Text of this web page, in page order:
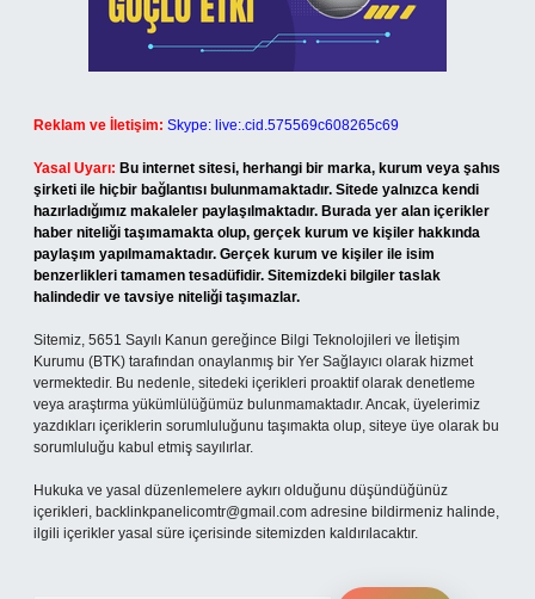
Reklam ve İletişim: Skype: live:.cid.575569c608265c69
Yasal Uyarı: Bu internet sitesi, herhangi bir marka, kurum veya şahıs
şirketi ile hiçbir bağlantısı bulunmamaktadır. Sitede yalnızca kendi
hazırladığımız makaleler paylaşılmaktadır. Burada yer alan içerikler
haber niteliği taşımamakta olup, gerçek kurum ve kişiler hakkında
paylaşım yapılmamaktadır. Gerçek kurum ve kişiler ile isim
benzerlikleri tamamen tesadüfidir. Sitemizdeki bilgiler taslak
halindedir ve tavsiye niteliği taşımazlar.
Sitemiz, 5651 Sayılı Kanun gereğince Bilgi Teknolojileri ve İletişim
Kurumu (BTK) tarafından onaylanmış bir Yer Sağlayıcı olarak hizmet
vermektedir. Bu nedenle, sitedeki içerikleri proaktif olarak denetleme
veya araştırma yükümlülüğümüz bulunmamaktadır. Ancak, üyelerimiz
yazdıkları içeriklerin sorumluluğunu taşımakta olup, siteye üye olarak bu
sorumluluğu kabul etmiş sayılırlar.
Hukuka ve yasal düzenlemelere aykırı olduğunu düşündüğünüz
içerikleri, backlinkpanelicomtr@gmail.com adresine bildirmeniz halinde,
ilgili içerikler yasal süre içerisinde sitemizden kaldırılacaktır.